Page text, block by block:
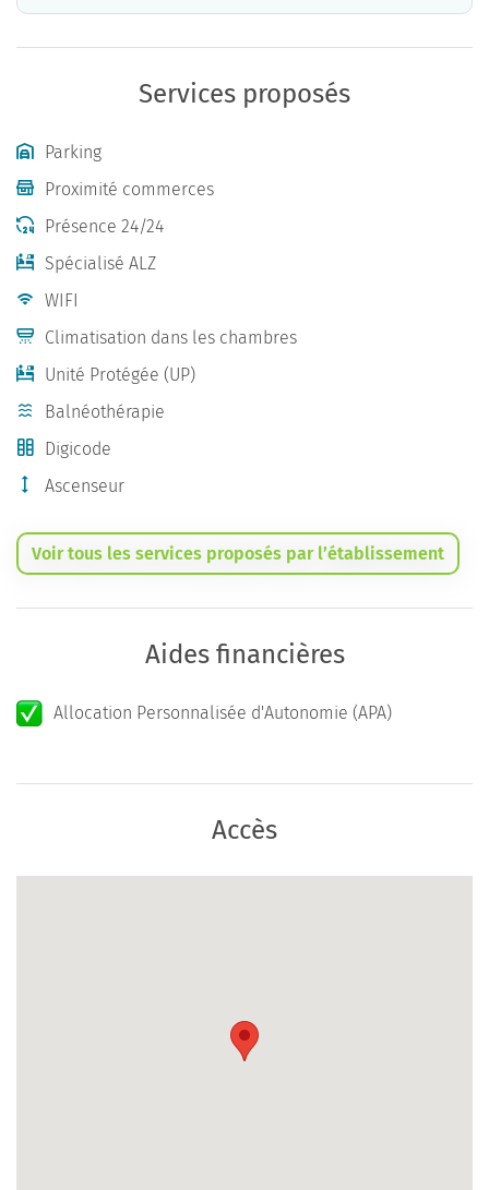
Services proposés
Parking
Proximité commerces
Présence 24/24
Spécialisé ALZ
WIFI
Climatisation dans les chambres
Unité Protégée (UP)
Balnéothérapie
Digicode
Ascenseur
Voir tous les services proposés par l’établissement
Aides financières
Allocation Personnalisée d'Autonomie (APA)
Accès